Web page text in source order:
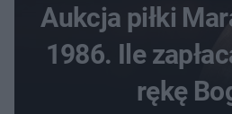
Aukcja piłki
1986. Ile
rękę